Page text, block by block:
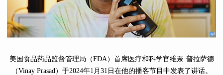
美国食品药品监督管理局（FDA）首席医疗和科学官维奈·普拉萨德
（Vinay Prasad）于2024年1月31日在他的播客节目中发表了讲话。